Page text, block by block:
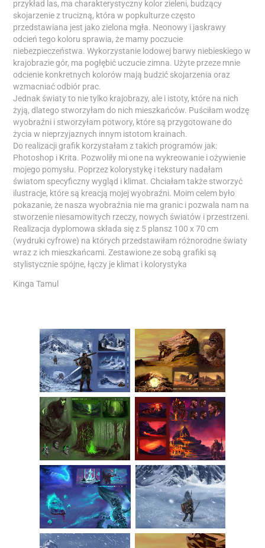
przykład las, ma charakterystyczny kolor zieleni, budzący
skojarzenie z trucizną, która w popkulturze często
przedstawiana jest jako zielona mgła. Neonowy i jaskrawy
odcień tego koloru sprawia, że mamy poczucie
niebezpieczeństwa. Wykorzystanie lodowej barwy niebieskiego w
krajobrazie gór, ma pogłębić uczucie zimna. Użyte przeze mnie
odcienie konkretnych kolorów mają budzić skojarzenia oraz
wzmacniać odbiór prac.
Jednak światy to nie tylko krajobrazy, ale i istoty, które na nich
żyją, dlatego stworzyłam do nich mieszkańców. Puściłam wodzę
wyobraźni i stworzyłam potwory, które są przygotowane do
życia w nieprzyjaznych innym istotom krainach.
Do realizacji grafik korzystałam z takich programów jak:
Photoshop i Krita. Pozwoliły mi one na wykreowanie i ożywienie
mojego pomysłu. Poprzez kolorystykę i tekstury nadałam
światom specyficzny wygląd i klimat. Chciałam także stworzyć
ilustracje, które są kreacją mojej wyobraźni. Moim celem było
pokazanie, że nasza wyobraźnia nie ma granic i pozwala nam na
stworzenie niesamowitych rzeczy, nowych światów i przestrzeni.
Realizacja dyplomowa składa się z 5 plansz 100 x 70 cm
(wydruki cyfrowe) na których przedstawiłam różnorodne światy
wraz z ich mieszkańcami. Zestawione ze sobą grafiki są
stylistycznie spójne, łączy je klimat i kolorystyka
Kinga Tamul